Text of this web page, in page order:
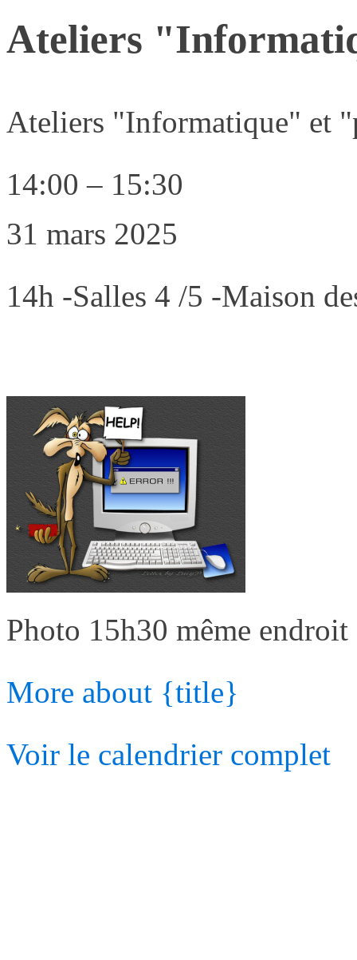
Ateliers
Ateliers "Informatique" et
14:00 – 15:30
31 mars 2025
14h -Salles 4 /5 -Maison
Photo 15h30 même endroit
More about {title}
Voir le calendrier complet